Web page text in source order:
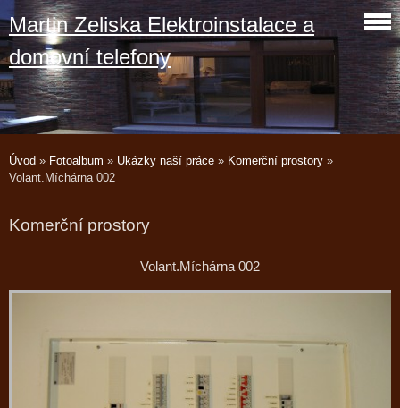
Martin Zeliska Elektroinstalace a
domovní telefony
Úvod » Fotoalbum » Ukázky naší práce » Komerční prostory »
Volant.Míchárna 002
Komerční prostory
Volant.Míchárna 002